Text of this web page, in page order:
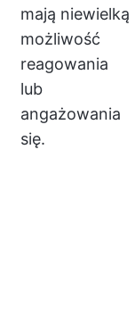
mają niewielką
możliwość
reagowania
lub
angażowania
się.